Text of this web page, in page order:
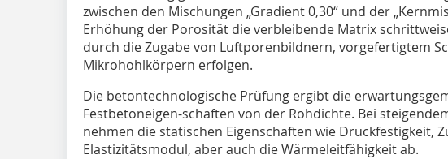
zwischen den Mischungen „Gradient 0,30“ und der
Erhöhung der Porosität die verbleibende Matrix
durch die Zugabe von Luftporenbildnern, vor­gefertigtem
Mikrohohlkörpern erfolgen.
Die betontechnologische Prüfung ergibt die
Festbetoneigen-schaften von der Rohdichte. Bei
nehmen die statischen Eigenschaften wie Druckfestigkeit,
Elastizitätsmodul, aber auch die Wärmeleitfähigkeit ab.